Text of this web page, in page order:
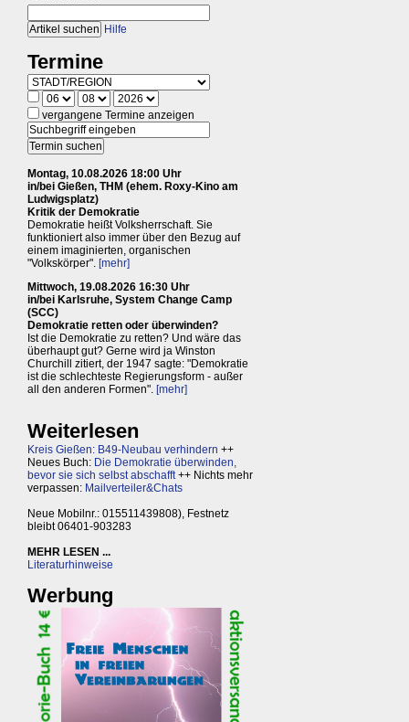
Hilfe
Termine
vergangene Termine anzeigen
Montag, 10.08.2026 18:00 Uhr
in/bei Gießen, THM (ehem. Roxy-Kino am
Ludwigsplatz)
Kritik der Demokratie
Demokratie heißt Volksherrschaft. Sie
funktioniert also immer über den Bezug auf
einem imaginierten, organischen
"Volkskörper". [mehr]
Mittwoch, 19.08.2026 16:30 Uhr
in/bei Karlsruhe, System Change Camp
(SCC)
Demokratie retten oder überwinden?
Ist die Demokratie zu retten? Und wäre das
überhaupt gut? Gerne wird ja Winston
Churchill zitiert, der 1947 sagte: "Demokratie
ist die schlechteste Regierungsform - außer
all den anderen Formen". [mehr]
Weiterlesen
Kreis Gießen: B49-Neubau verhindern ++
Neues Buch: Die Demokratie überwinden,
bevor sie sich selbst abschafft++ Nichts mehr
verpassen: Mailverteiler&Chats
Neue Mobilnr.: 015511439808), Festnetz
bleibt 06401-903283
MEHR LESEN ...
Literaturhinweise
Werbung